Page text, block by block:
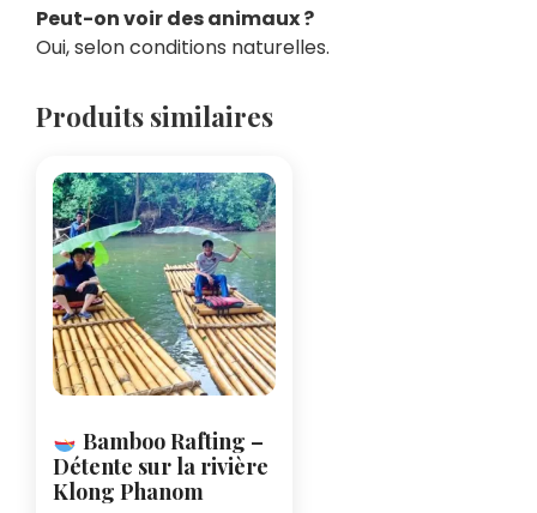
Peut-on voir des animaux ?
Oui, selon conditions naturelles.
Produits similaires
Bamboo Rafting –
Détente sur la rivière
Klong Phanom